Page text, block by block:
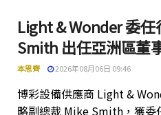
Light & Wonder 委
Smith 出任亞洲區董
本思齊 2026年08月06日 09:46
博彩設備供應商 Light &
略副總裁 Mike Smith，獲委